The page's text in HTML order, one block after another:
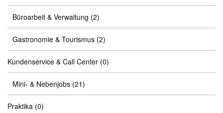
Büroarbeit & Verwaltung (2)
Gastronomie & Tourismus (2)
Kundenservice & Call Center (0)
Mini- & Nebenjobs (21)
Praktika (0)